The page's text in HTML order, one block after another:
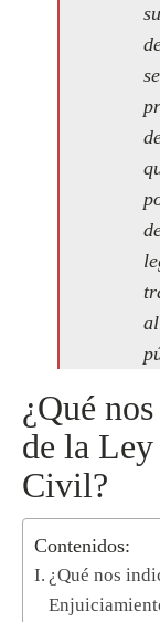
¿Qué
de la
Civil?
Contenidos:
¿Qué nos